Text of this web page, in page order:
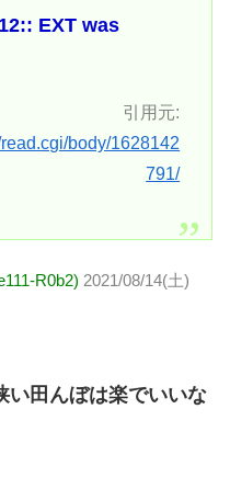
EXT was
引用元:
body/1628142
791/
R0b2) 2021/08/14(土)
い田んぼは楽でいいな